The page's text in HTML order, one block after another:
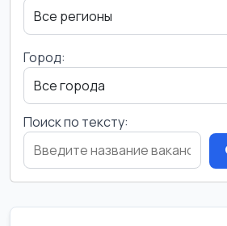
Город:
Поиск по тексту: